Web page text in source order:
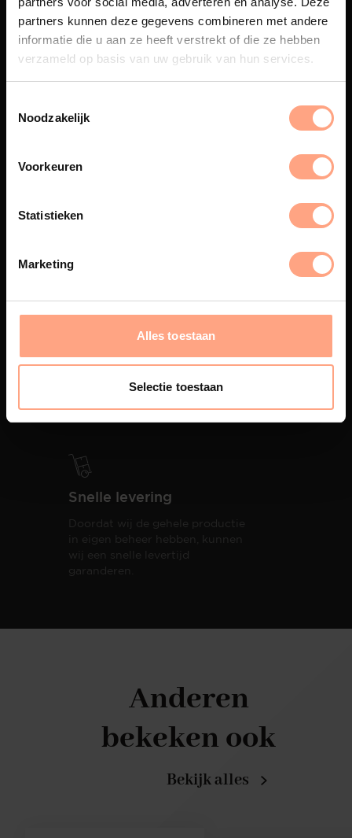
partners kunnen deze gegevens combineren met andere
informatie die u aan ze heeft verstrekt of die ze hebben
verzameld op basis van uw gebruik van hun services.
Noodzakelijk
Voorkeuren
Statistieken
Marketing
Alles toestaan
Selectie toestaan
Maatwerk
Een exclusieve handgemaakte
beleving, waar Nederlands
Spuiterij
eigen spuiterij afgewerkt met
Interieur inrichting
PUUUR biedt volledige
oplevering,met als resultaat een
totale woonbeleving.
Snelle levering
Doordat wij de gehele productie
in eigen beheer hebben, kunnen
wij een snelle levertijd
garanderen.
Anderen
bekeken ook
Bekijk alles